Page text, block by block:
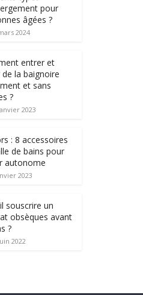
pour
âgées ?
2024
entrer et
la baignoire
et sans
?
2023
: 8 accessoires
de bains pour
autonome
2023
souscrire un
obsèques avant
?
2022